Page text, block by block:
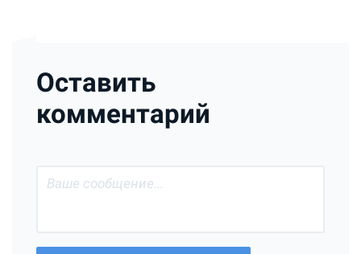
Оставить
комментарий